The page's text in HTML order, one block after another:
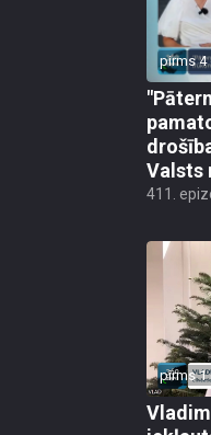
pirms 4
Valsts
411.
pirms 1